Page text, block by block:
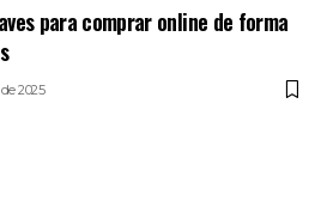
para comprar online de forma
2025